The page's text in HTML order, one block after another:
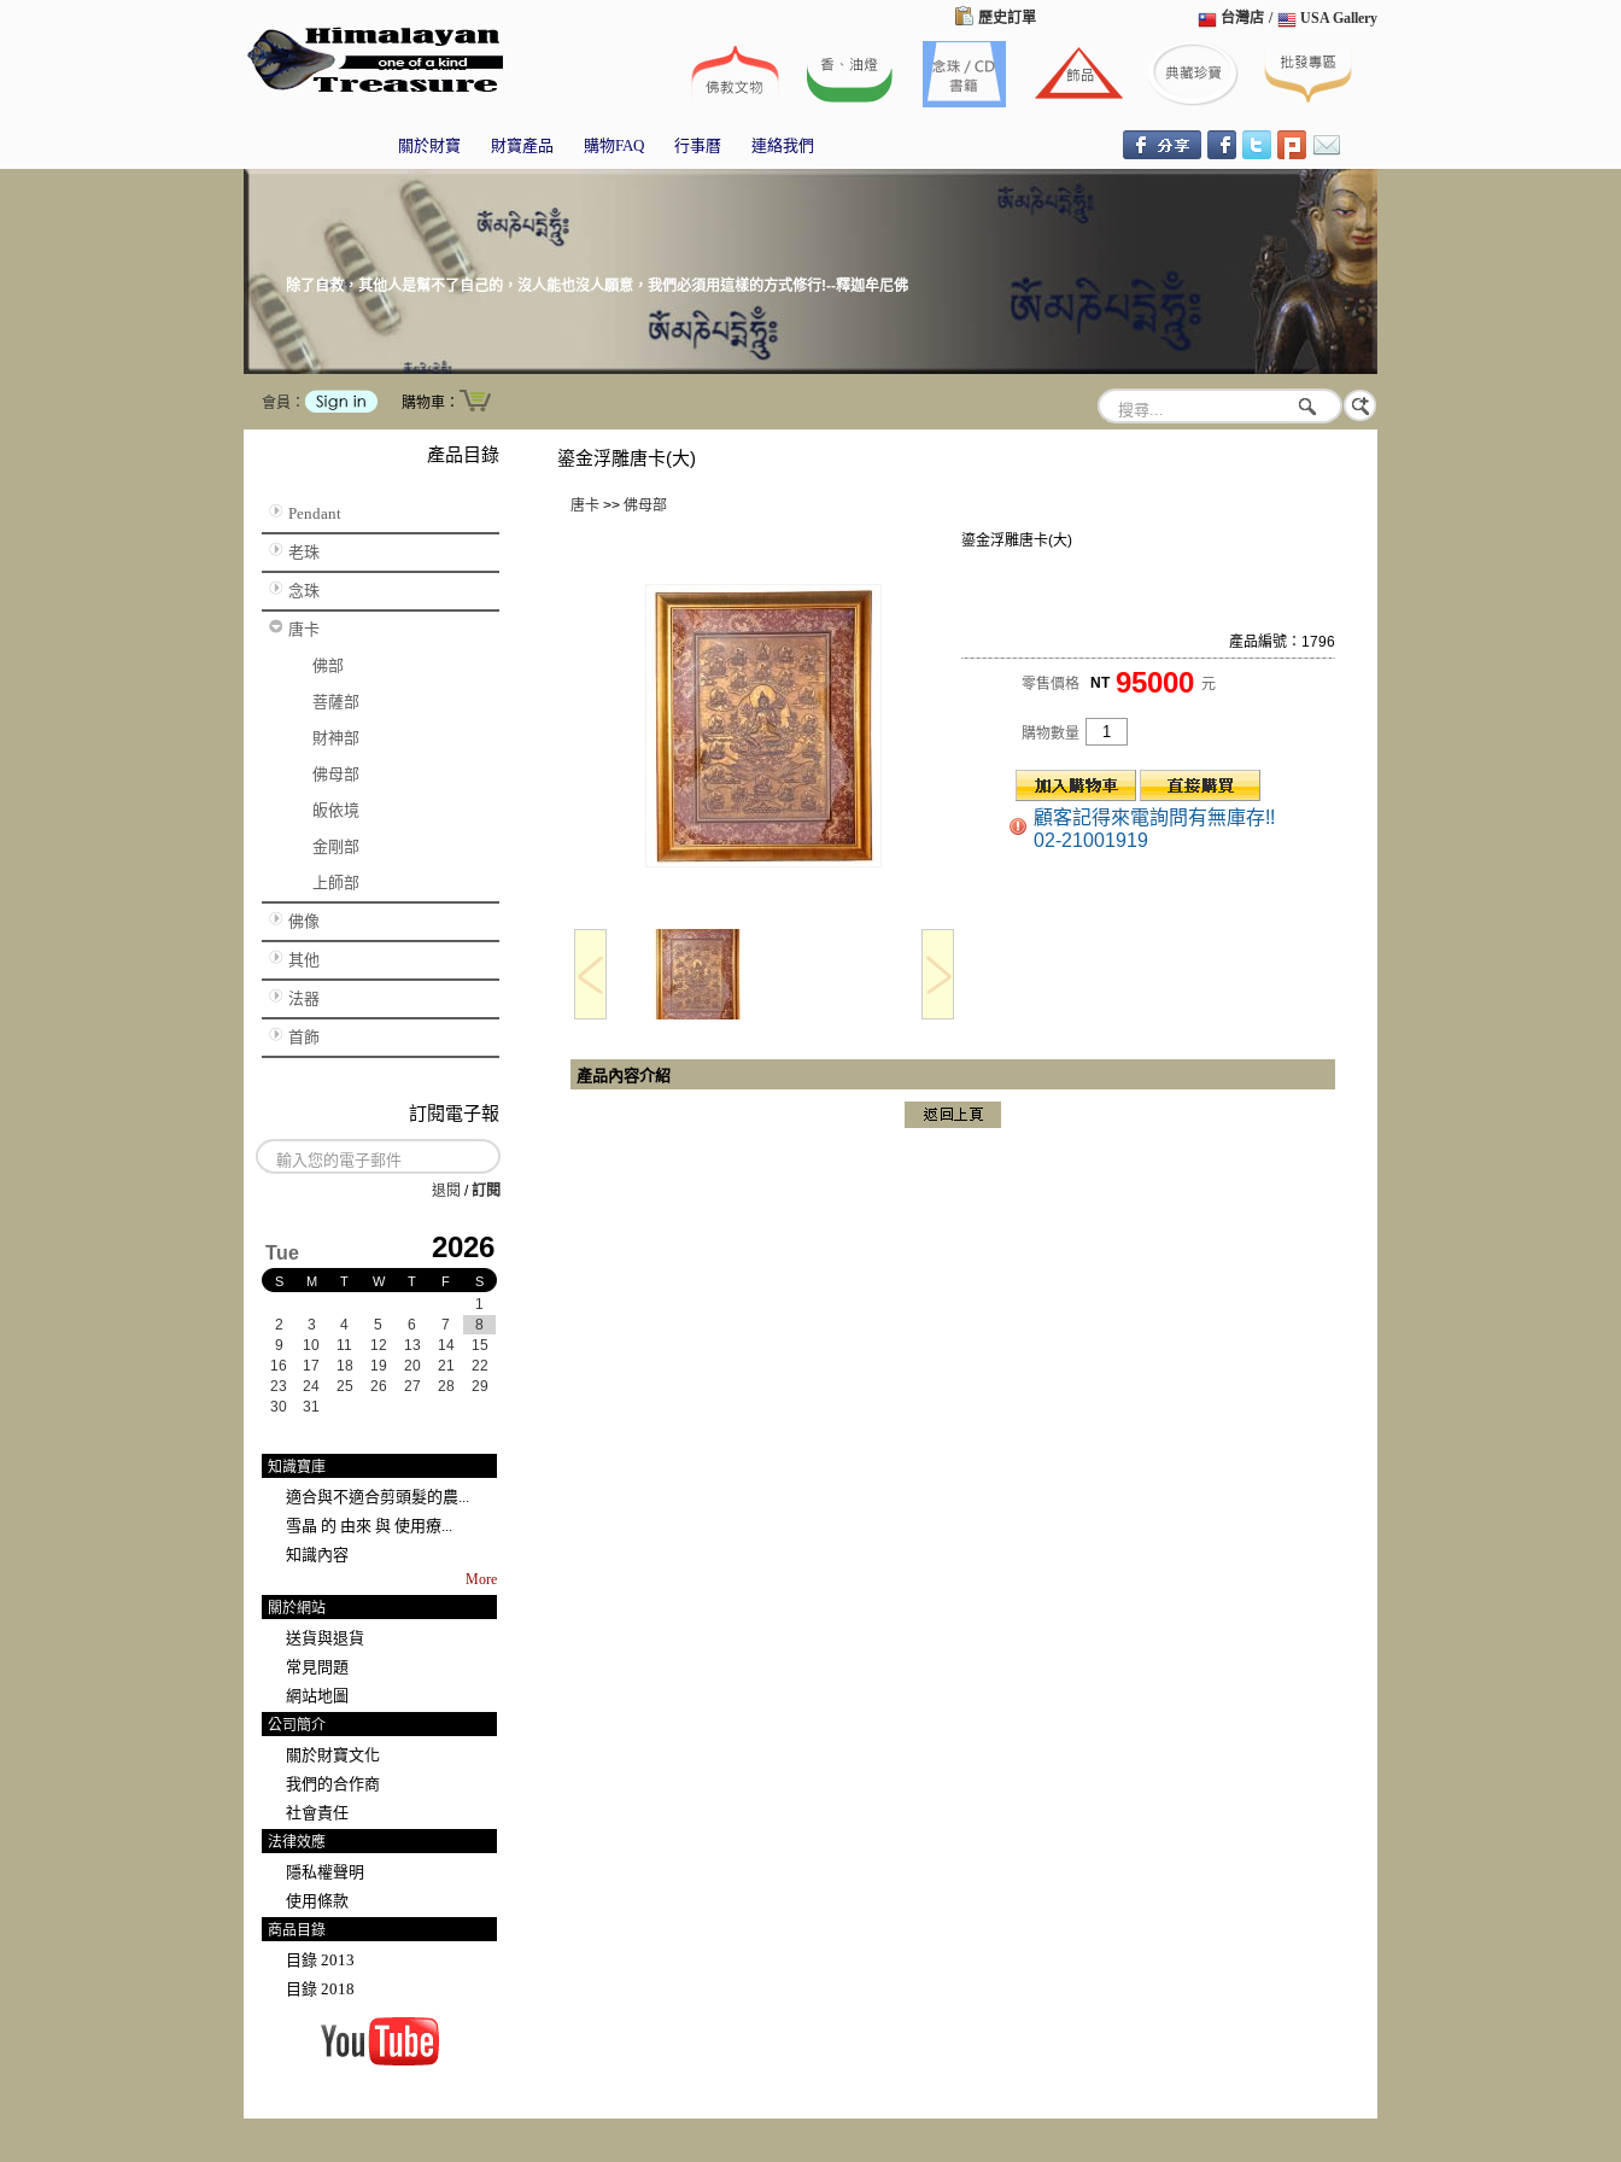
歷史訂單 USA Gallery
/
台灣店
關於財寶 財寶產品 購物FAQ 行事曆 連絡我們
除了自救，其他人是幫不了自己的，沒人能也沒人願意，我們必須用這樣的方式修行!--釋迦牟尼佛
會員： 購物車：
產品目錄
Pendant
老珠
念珠
唐卡
佛部
菩薩部
財神部
佛母部
皈依境
金剛部
上師部
佛像
其他
法器
首飾
訂閱電子報
退閱 /訂閱
Tue 2026
S M T W T F S
1
2
3 4 5 6 7
8
9
10 11 12 13 14
15
16
17 18 19 20 21
22
23
24 25 26 27 28
29
30
31
知識寶庫
適合與不適合剪頭髮的農...
雪晶 的 由來 與 使用療...
知識內容
More
關於網站
送貨與退貨
常見問題
網站地圖
公司簡介
關於財寶文化
我們的合作商
社會責任
法律效應
隱私權聲明
使用條款
商品目錄
目錄 2013
目錄 2018
鎏金浮雕唐卡(大)
唐卡>> 佛母部
鎏金浮雕唐卡(大)
產品編號：1796
零售價格 NT 95000 元
購物數量
顧客記得來電詢問有無庫存!!
02-21001919
產品內容介紹